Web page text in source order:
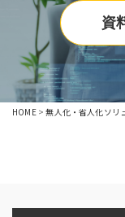
HOME>無人化・省人化ソリ
資